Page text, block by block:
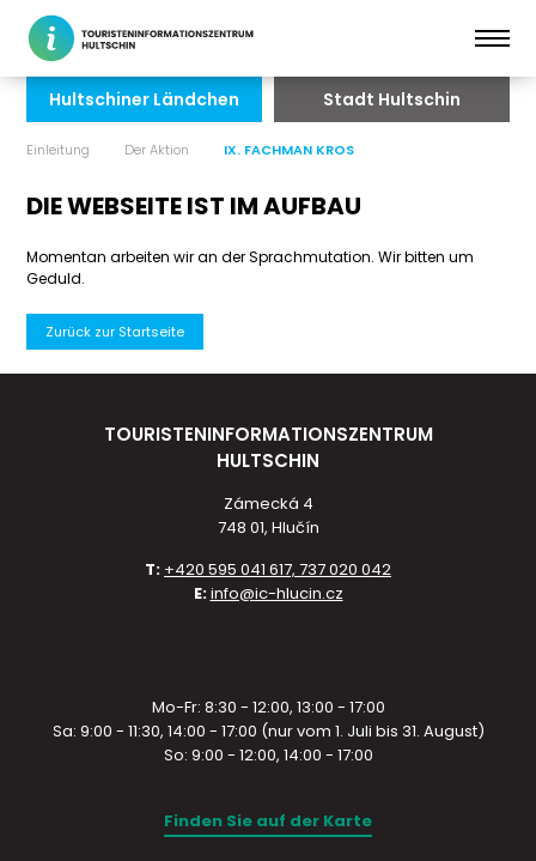
Hultschiner Ländchen Stadt Hultschin
Einleitung Der Aktion IX. FACHMAN KROS
DIE WEBSEITE IST IM AUFBAU
Momentan arbeiten wir an der Sprachmutation. Wir bitten um
Geduld.
Zurück zur Startseite
TOURISTENINFORMATIONSZENTRUM
HULTSCHIN
Zámecká 4
748 01, Hlučín
T: +420 595 041 617, 737 020 042
E:info@ic-hlucin.cz
Mo-Fr: 8:30 - 12:00, 13:00 - 17:00
Sa: 9:00 - 11:30, 14:00 - 17:00 (nur vom 1. Juli bis 31. August)
So: 9:00 - 12:00, 14:00 - 17:00
Finden Sie auf der Karte